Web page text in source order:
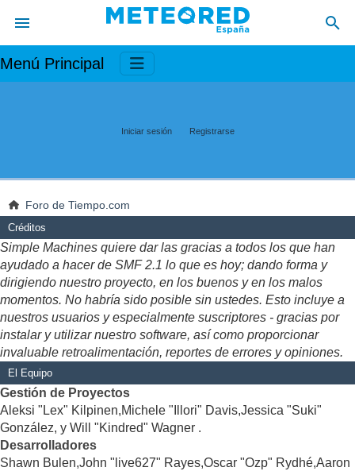
Menú Principal
Iniciar sesión Registrarse
Foro de Tiempo.com
Créditos
Simple Machines quiere dar las gracias a todos los que han
ayudado a hacer de SMF 2.1 lo que es hoy; dando forma y
dirigiendo nuestro proyecto, en los buenos y en los malos
momentos. No habría sido posible sin ustedes. Esto incluye a
nuestros usuarios y especialmente suscriptores - gracias por
instalar y utilizar nuestro software, así como proporcionar
invaluable retroalimentación, reportes de errores y opiniones.
El Equipo
Gestión de Proyectos
Aleksi "Lex" Kilpinen,Michele "Illori" Davis,Jessica "Suki"
González, y Will "Kindred" Wagner .
Desarrolladores
Shawn Bulen,John "live627" Rayes,Oscar "Ozp" Rydhé,Aaron